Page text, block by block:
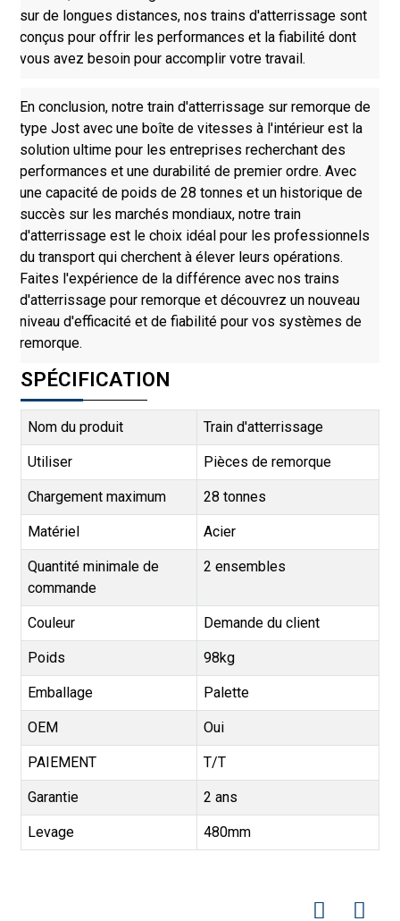
sur de longues distances, nos trains d'atterrissage sont
conçus pour offrir les performances et la fiabilité dont
vous avez besoin pour accomplir votre travail.
En conclusion, notre train d'atterrissage sur remorque de
type Jost avec une boîte de vitesses à l'intérieur est la
solution ultime pour les entreprises recherchant des
performances et une durabilité de premier ordre. Avec
une capacité de poids de 28 tonnes et un historique de
succès sur les marchés mondiaux, notre train
d'atterrissage est le choix idéal pour les professionnels
du transport qui cherchent à élever leurs opérations.
Faites l'expérience de la différence avec nos trains
d'atterrissage pour remorque et découvrez un nouveau
niveau d'efficacité et de fiabilité pour vos systèmes de
remorque.
SPÉCIFICATION
Nom du produit Train d'atterrissage
Utiliser Pièces de remorque
Chargement maximum 28 tonnes
Matériel Acier
Quantité minimale de
commande
2 ensembles
Couleur Demande du client
Poids 98kg
Emballage Palette
OEM Oui
PAIEMENT T/T
Garantie 2 ans
Levage 480mm